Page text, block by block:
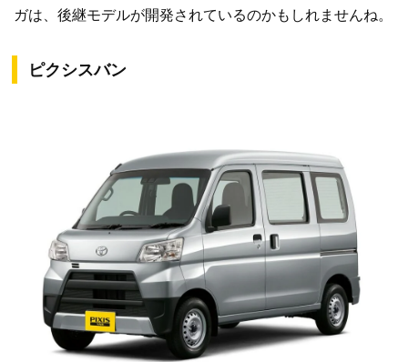
ガは、後継モデルが開発されているのかもしれませんね。
ピクシスバン